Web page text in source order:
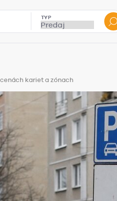
TYP
kariet a zónach